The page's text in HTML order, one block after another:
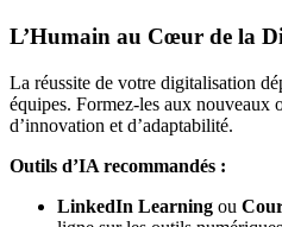
L’Humain au Cœur de la
La réussite de votre digitalisation
équipes. Formez-les aux nouveaux
d’innovation et d’adaptabilité.
Outils d’IA recommandés :
LinkedIn Learning ou